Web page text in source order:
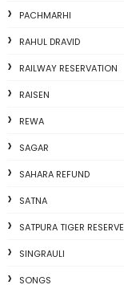
PACHMARHI
RAHUL DRAVID
RAILWAY RESERVATION
RAISEN
REWA
SAGAR
SAHARA REFUND
SATNA
SATPURA TIGER RESERVE
SINGRAULI
SONGS